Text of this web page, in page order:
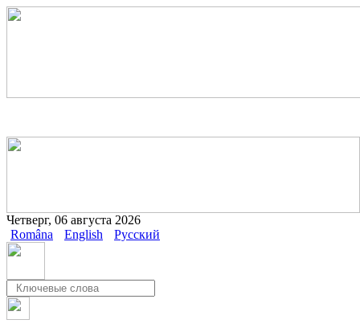
Четверг, 06 августа 2026
Româna
English Русский